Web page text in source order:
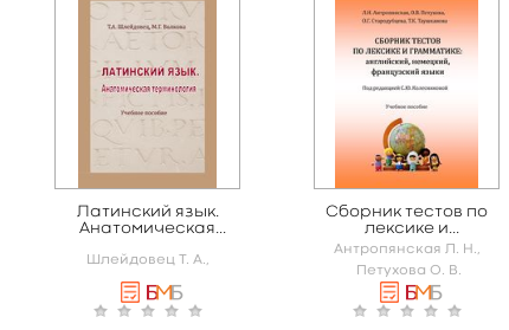
Латинский язык.
Анатомическая
Шлейдовец Т. А.,
Сборник тестов по
лексике и
грамматике:
немецкий,
французский языки
Антропянская Л. Н.,
Петухова О. В.